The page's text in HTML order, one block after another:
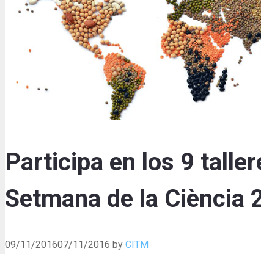
Participa en los 9
Setmana de la Ciència
09/11/201607/11/2016 by CITM